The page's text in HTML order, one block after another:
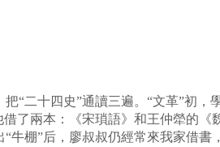
二十四史”通讀三遍。“文革”初，
了兩本：《宋瑣語》和王仲犖的
牛棚”后，廖叔叔仍經常來我家借